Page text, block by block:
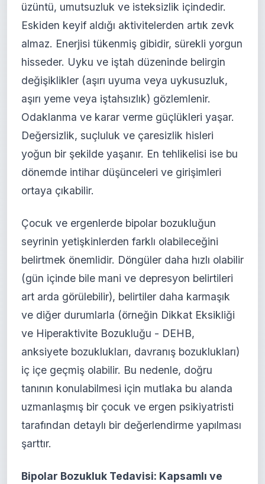
üzüntü, umutsuzluk ve isteksizlik içindedir.
Eskiden keyif aldığı aktivitelerden artık zevk
almaz. Enerjisi tükenmiş gibidir, sürekli yorgun
hisseder. Uyku ve iştah düzeninde belirgin
değişiklikler (aşırı uyuma veya uykusuzluk,
aşırı yeme veya iştahsızlık) gözlemlenir.
Odaklanma ve karar verme güçlükleri yaşar.
Değersizlik, suçluluk ve çaresizlik hisleri
yoğun bir şekilde yaşanır. En tehlikelisi ise bu
dönemde intihar düşünceleri ve girişimleri
ortaya çıkabilir.
Çocuk ve ergenlerde bipolar bozukluğun
seyrinin yetişkinlerden farklı olabileceğini
belirtmek önemlidir. Döngüler daha hızlı olabilir
(gün içinde bile mani ve depresyon belirtileri
art arda görülebilir), belirtiler daha karmaşık
ve diğer durumlarla (örneğin Dikkat Eksikliği
ve Hiperaktivite Bozukluğu - DEHB,
anksiyete bozuklukları, davranış bozuklukları)
iç içe geçmiş olabilir. Bu nedenle, doğru
tanının konulabilmesi için mutlaka bu alanda
uzmanlaşmış bir çocuk ve ergen psikiyatristi
tarafından detaylı bir değerlendirme yapılması
şarttır.
Bipolar Bozukluk Tedavisi: Kapsamlı ve